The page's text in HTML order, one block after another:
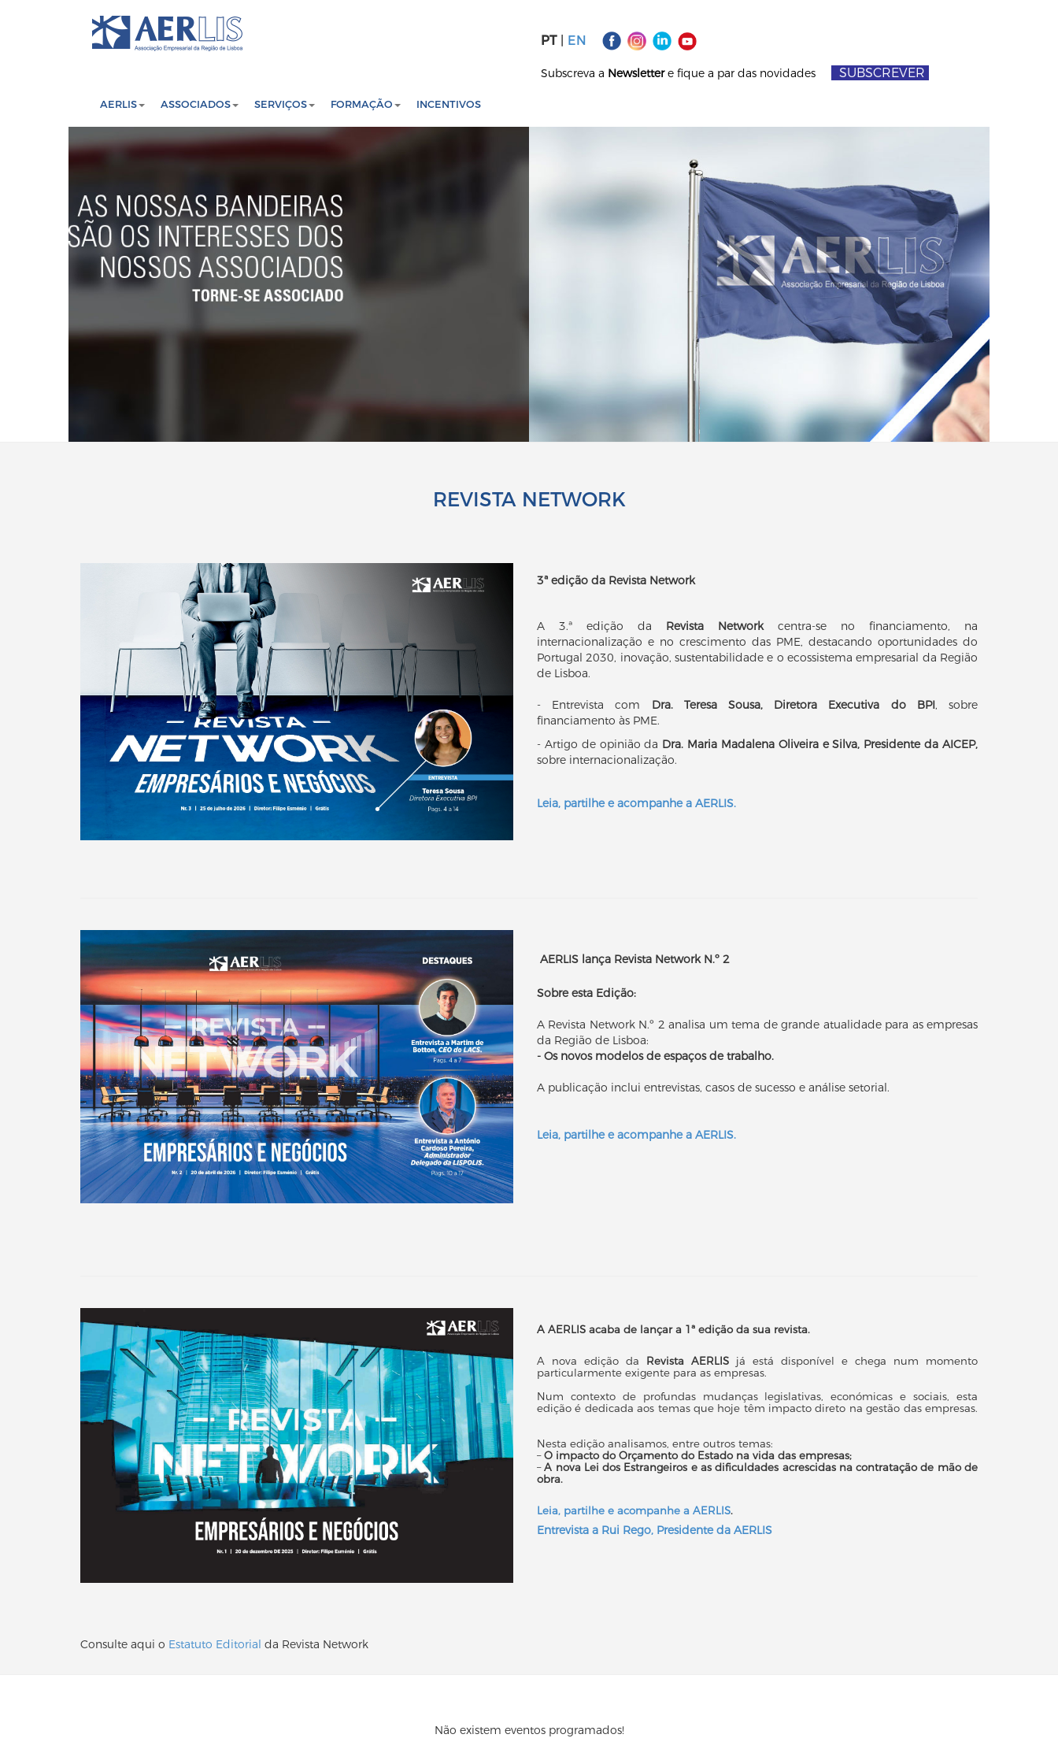
PT| EN
Subscreva a Newslettere fique a par das novidades SUBSCREVER
AERLIS ASSOCIADOS SERVIÇOS FORMAÇÃO INCENTIVOS
REVISTA NETWORK
3ª edição da Revista Network
A 3.ª edição da Revista Networkcentra-se no financiamento, na
internacionalização e no crescimento das PME, destacando oportunidades do
Portugal 2030, inovação, sustentabilidade e o ecossistema empresarial da Região
de Lisboa.
- Entrevista com Dra. Teresa Sousa, Diretora Executiva do BPI, sobre
financiamento às PME.
- Artigo de opinião da Dra. Maria Madalena Oliveira e Silva, Presidente da AICEP,
sobre internacionalização.
Leia, partilhe e acompanhe a AERLIS.
AERLIS lança Revista Network N.º 2
Sobre esta Edição:
A Revista Network N.º 2 analisa um tema de grande atualidade para as empresas
da Região de Lisboa:
- Os novos modelos de espaços de trabalho.
A publicação inclui entrevistas, casos de sucesso e análise setorial.
Leia, partilhe e acompanhe a AERLIS.
A AERLIS acaba de lançar a 1ª edição da sua revista.
A nova edição da Revista AERLIS já está disponível e chega num momento
particularmente exigente para as empresas.
Num contexto de profundas mudanças legislativas, económicas e sociais, esta
edição é dedicada aos temas que hoje têm impacto direto na gestão das empresas.
Nesta edição analisamos, entre outros temas:
–O impacto do Orçamento do Estado na vida das empresas;
–A nova Lei dos Estrangeiros e as dificuldades acrescidas na contratação de mão de
obra.
Leia, partilhe e acompanhe a AERLIS.
Entrevista a Rui Rego, Presidente da AERLIS
Consulte aqui o Estatuto Editorial da Revista Network
Não existem eventos programados!